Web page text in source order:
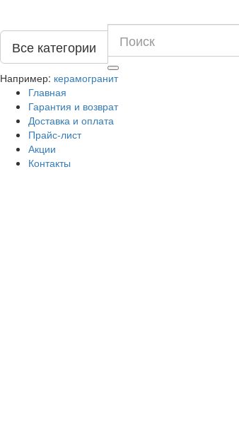
Все категории
Например: керамогранит
Главная
Гарантия и возврат
Доставка и оплата
Прайс-лист
Акции
Контакты